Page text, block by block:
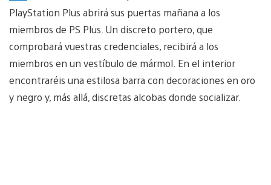
PlayStation Plus abrirá sus puertas mañana a los
miembros de PS Plus. Un discreto portero, que
comprobará vuestras credenciales, recibirá a los
miembros en un vestíbulo de mármol. En el interior
encontraréis una estilosa barra con decoraciones en oro
y negro y, más allá, discretas alcobas donde socializar.